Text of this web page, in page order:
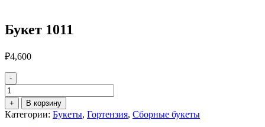
Букет 1011
₽4,600
-
Количество
товара
Букет
1011
+ В корзину
Категории: Букеты, Гортензия, Сборные букеты